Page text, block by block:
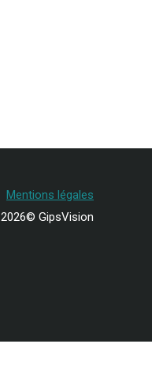
Mentions légales
2026© GipsVision